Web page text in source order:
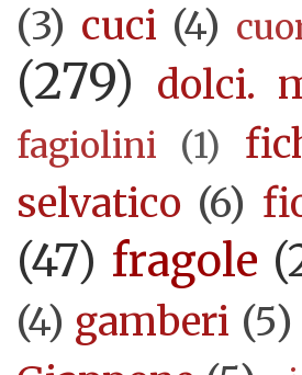
(3) cuci (4)
(279) dolci.
fagiolini (1)
selvatico (6)
(47) fragole
(4) gamberi (5)